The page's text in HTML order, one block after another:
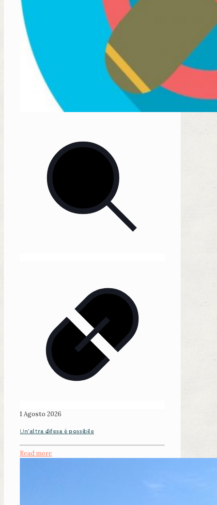
1 Agosto 2026
Un’altra difesa è possibile
Read more